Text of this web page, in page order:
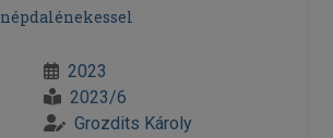
népdalénekessel
2023
2023/6
Grozdits Károly